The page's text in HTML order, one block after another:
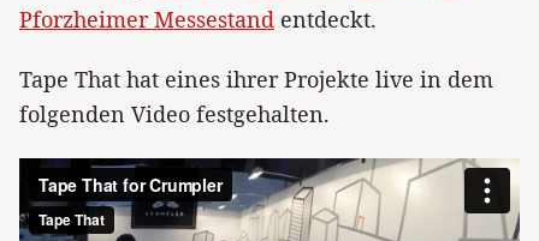
Pforzheimer Messestand entdeckt.
Tape That hat eines ihrer Projekte live in dem
folgenden Video festgehalten.